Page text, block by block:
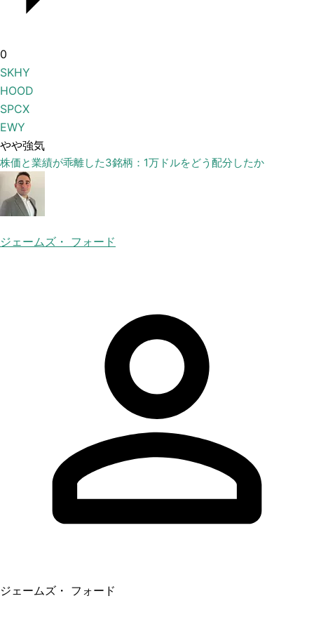
0
SKHY
HOOD
SPCX
EWY
やや強気
株価と業績が乖離した3銘柄：1万ドルをどう配分したか
ジェームズ・ フォード
ジェームズ・ フォード